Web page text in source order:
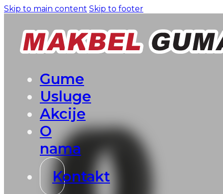
Skip to main content Skip to footer
Gume
Usluge
Akcije
O
nama
Kontakt